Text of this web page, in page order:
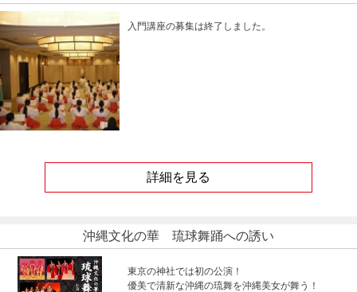
入門講座の募集は終了しました。
詳細を見る
沖縄文化の華 琉球舞踊への誘い
東京の神社では初の公演！
優美で清新な沖縄の琉舞を沖縄美女が舞う！